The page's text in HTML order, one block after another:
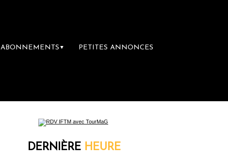
ABONNEMENTS ▼ PETITES ANNONCES
DERNIÈRE HEURE